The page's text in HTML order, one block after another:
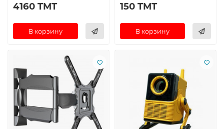
4160 TMT
В корзину
150 TMT
В корзину